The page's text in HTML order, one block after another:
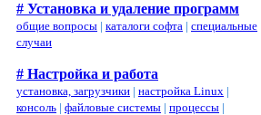
# Установка и удаление программ
общие вопросы | каталоги софта | специальные
случаи
# Настройка и работа
установка, загрузчики | настройка Linux |
консоль | файловые системы | процессы |